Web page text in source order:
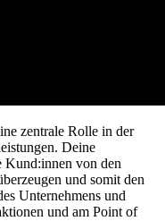
zentrale Rolle in der
Deine
Kund:innen von den
und somit den
Unternehmens und
und am Point of